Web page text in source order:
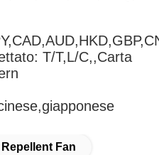
T/T,L/C,,Carta
Fan